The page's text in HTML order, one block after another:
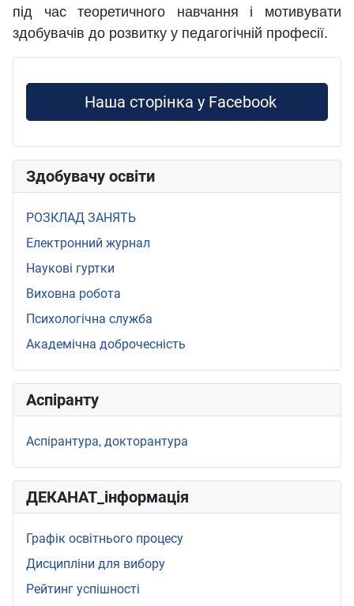
під час теоретичного навчання і мотивувати
здобувачів до розвитку у педагогічній професії.
Наша сторінка у Facebook
Здобувачу освіти
РОЗКЛАД ЗАНЯТЬ
Електронний журнал
Наукові гуртки
Виховна робота
Психологічна служба
Академічна доброчесність
Аспіранту
Аспірантура, докторантура
ДЕКАНАТ_інформація
Графік освітнього процесу
Дисципліни для вибору
Рейтинг успішності